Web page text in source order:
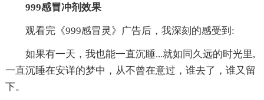
999感冒冲剂效果
观看完《999感冒灵》广告后，我深刻的感受到:
如果有一天，我也能一直沉睡...就如同久远的时光里,
一直沉睡在安详的梦中，从不曾在意过，谁去了，谁又留
下。